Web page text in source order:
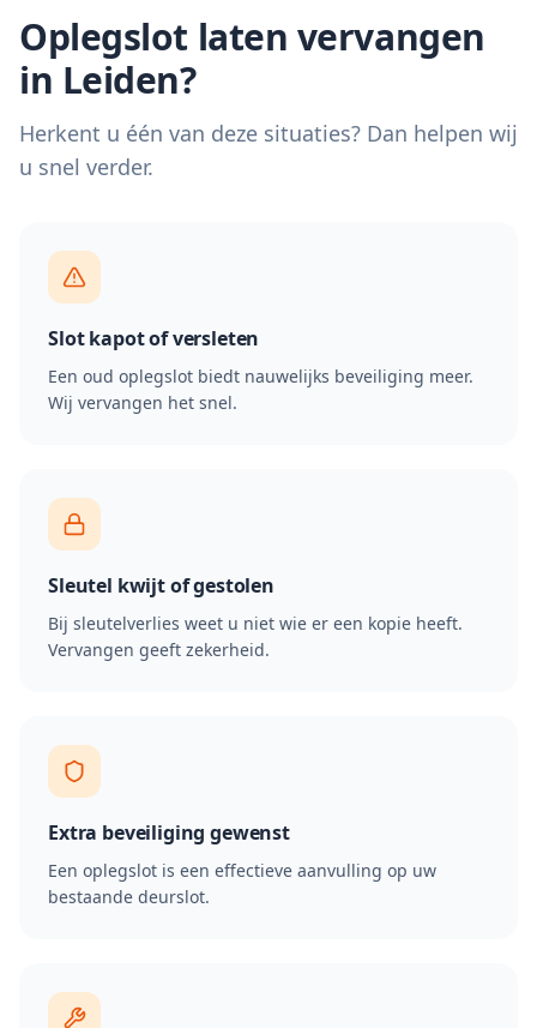
Oplegslot laten vervangen
in Leiden?
Herkent u één van deze situaties? Dan helpen wij
u snel verder.
Slot kapot of versleten
Een oud oplegslot biedt nauwelijks beveiliging meer.
Wij vervangen het snel.
Sleutel kwijt of gestolen
Bij sleutelverlies weet u niet wie er een kopie heeft.
Vervangen geeft zekerheid.
Extra beveiliging gewenst
Een oplegslot is een effectieve aanvulling op uw
bestaande deurslot.